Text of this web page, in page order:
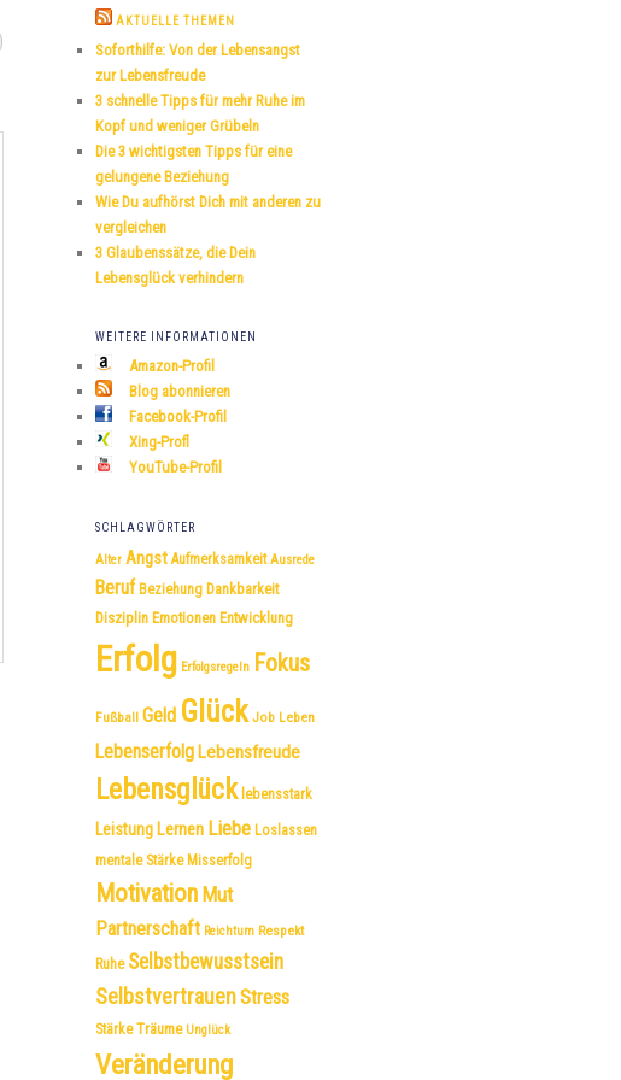
h
n
AKTUELLE THEMEN
Soforthilfe: Von der Lebensangst
zur Lebensfreude
3 schnelle Tipps für mehr Ruhe im
Kopf und weniger Grübeln
Die 3 wichtigsten Tipps für eine
gelungene Beziehung
Wie Du aufhörst Dich mit anderen zu
vergleichen
3 Glaubenssätze, die Dein
Lebensglück verhindern
WEITERE INFORMATIONEN
Amazon-Profil
Blog abonnieren
Facebook-Profil
Xing-Profl
YouTube-Profil
SCHLAGWÖRTER
Alter Angst Aufmerksamkeit Ausrede
Beruf Beziehung Dankbarkeit
Disziplin Emotionen Entwicklung
Erfolg Erfolgsregeln Fokus
Fußball Geld Glück Job Leben
Lebenserfolg Lebensfreude
Lebensglück lebensstark
Leistung Lernen Liebe Loslassen
mentale Stärke Misserfolg
Motivation Mut
Partnerschaft Reichtum Respekt
Ruhe Selbstbewusstsein
SelbstvertrauenStress
Stärke Träume Unglück
Veränderung